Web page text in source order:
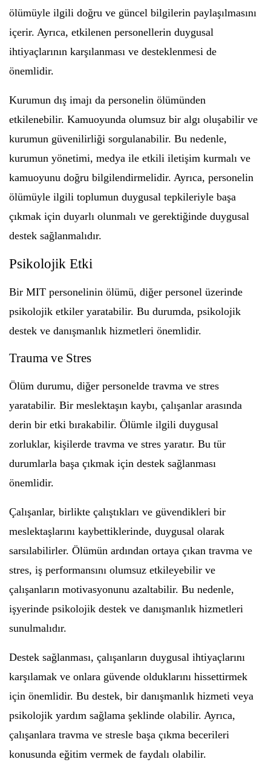
ölümüyle ilgili doğru ve güncel bilgilerin paylaşılmasını
içerir. Ayrıca, etkilenen personellerin duygusal
ihtiyaçlarının karşılanması ve desteklenmesi de
önemlidir.
Kurumun dış imajı da personelin ölümünden
etkilenebilir. Kamuoyunda olumsuz bir algı oluşabilir ve
kurumun güvenilirliği sorgulanabilir. Bu nedenle,
kurumun yönetimi, medya ile etkili iletişim kurmalı ve
kamuoyunu doğru bilgilendirmelidir. Ayrıca, personelin
ölümüyle ilgili toplumun duygusal tepkileriyle başa
çıkmak için duyarlı olunmalı ve gerektiğinde duygusal
destek sağlanmalıdır.
Psikolojik Etki
Bir MIT personelinin ölümü, diğer personel üzerinde
psikolojik etkiler yaratabilir. Bu durumda, psikolojik
destek ve danışmanlık hizmetleri önemlidir.
Trauma ve Stres
Ölüm durumu, diğer personelde travma ve stres
yaratabilir. Bir meslektaşın kaybı, çalışanlar arasında
derin bir etki bırakabilir. Ölümle ilgili duygusal
zorluklar, kişilerde travma ve stres yaratır. Bu tür
durumlarla başa çıkmak için destek sağlanması
önemlidir.
Çalışanlar, birlikte çalıştıkları ve güvendikleri bir
meslektaşlarını kaybettiklerinde, duygusal olarak
sarsılabilirler. Ölümün ardından ortaya çıkan travma ve
stres, iş performansını olumsuz etkileyebilir ve
çalışanların motivasyonunu azaltabilir. Bu nedenle,
işyerinde psikolojik destek ve danışmanlık hizmetleri
sunulmalıdır.
Destek sağlanması, çalışanların duygusal ihtiyaçlarını
karşılamak ve onlara güvende olduklarını hissettirmek
için önemlidir. Bu destek, bir danışmanlık hizmeti veya
psikolojik yardım sağlama şeklinde olabilir. Ayrıca,
çalışanlara travma ve stresle başa çıkma becerileri
konusunda eğitim vermek de faydalı olabilir.